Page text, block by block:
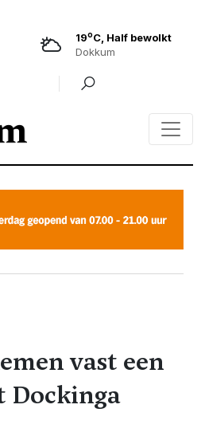
19oC, Half bewolkt
Dokkum
vast een
Dockinga